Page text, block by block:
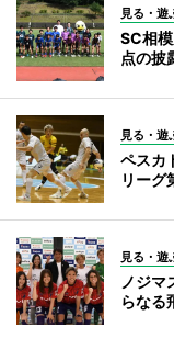
見る・遊
SC相
点の披
見る・遊
ペスカ
リーグ
見る・遊
ノジマ
らなる